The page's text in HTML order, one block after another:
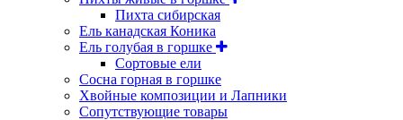
Пихта сибирская
Ель канадская Коника
Ель голубая в горшке
Сортовые ели
Сосна горная в горшке
Хвойные композиции и Лапники
Сопутствующие товары